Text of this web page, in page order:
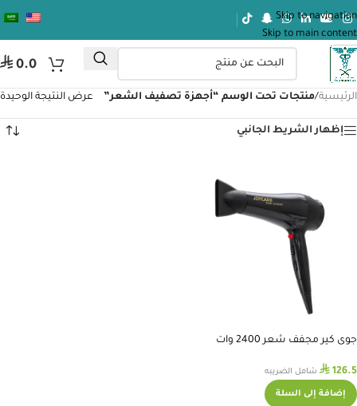
Skip to navigation
Skip to main content
⃁ 0.0
الرئيسية/منتجات تحت الوسم “أجهزة تصفيف الشعر” عرض النتيجة الوحيدة
إظهار الشريط الجانبي
جوى كير مجفف شعر 2400 وات
⃁ 126.5 شامل الضريبه
إضافة إلى السلة